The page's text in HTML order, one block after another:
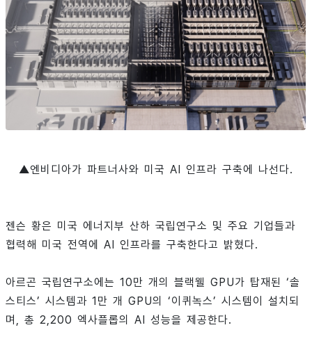
▲엔비디아가 파트너사와 미국 AI 인프라 구축에 나선다.
젠슨 황은 미국 에너지부 산하 국립연구소 및 주요 기업들과
협력해 미국 전역에 AI 인프라를 구축한다고 밝혔다.
아르곤 국립연구소에는 10만 개의 블랙웰 GPU가 탑재된 ‘솔
스티스’ 시스템과 1만 개 GPU의 ‘이퀴녹스’ 시스템이 설치되
며, 총 2,200 엑사플롭의 AI 성능을 제공한다.